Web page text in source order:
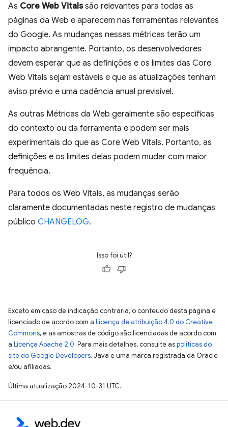
As Core Web Vitalssão relevantes para todas as
páginas da Web e aparecem nas ferramentas relevantes
do Google. As mudanças nessas métricas terão um
impacto abrangente. Portanto, os desenvolvedores
devem esperar que as definições e os limites das Core
Web Vitals sejam estáveis e que as atualizações tenham
aviso prévio e uma cadência anual previsível.
As outras Métricas da Web geralmente são específicas
do contexto ou da ferramenta e podem ser mais
experimentais do que as Core Web Vitals. Portanto, as
definições e os limites delas podem mudar com maior
frequência.
Para todos os Web Vitals, as mudanças serão
claramente documentadas neste registro de mudanças
público CHANGELOG.
Isso foi útil?
Exceto em caso de indicação contrária, o conteúdo desta página é
licenciado de acordo com a Licença de atribuição 4.0 do Creative
Commons, e as amostras de código são licenciadas de acordo com
a Licença Apache 2.0. Para mais detalhes, consulte aspolíticas do
site do Google Developers. Java é uma marca registrada da Oracle
e/ou afiliadas.
Última atualização 2024-10-31 UTC.